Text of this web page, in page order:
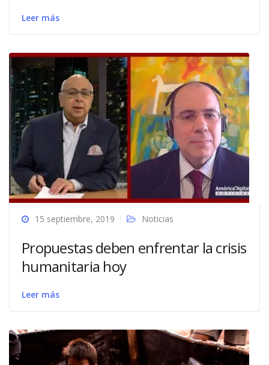
Leer más
15 septiembre, 2019 Noticias
Propuestas deben enfrentar la crisis
humanitaria hoy
Leer más